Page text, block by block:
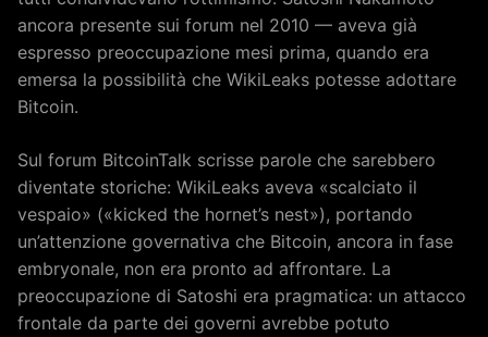
ancora presente sui forum nel 2010 — aveva già
espresso preoccupazione mesi prima, quando era
emersa la possibilità che WikiLeaks potesse adottare
Bitcoin.
Sul forum BitcoinTalk scrisse parole che sarebbero
diventate storiche: WikiLeaks aveva «scalciato il
vespaio» («kicked the hornet’s nest»), portando
un’attenzione governativa che Bitcoin, ancora in fase
embryonale, non era pronto ad affrontare. La
preoccupazione di Satoshi era pragmatica: un attacco
frontale da parte dei governi avrebbe potuto